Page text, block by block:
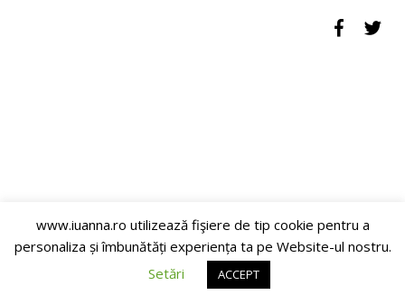
www.iuanna.ro utilizează fişiere de tip cookie pentru a
personaliza și îmbunătăți experiența ta pe Website-ul nostru.
Setări
ACCEPT